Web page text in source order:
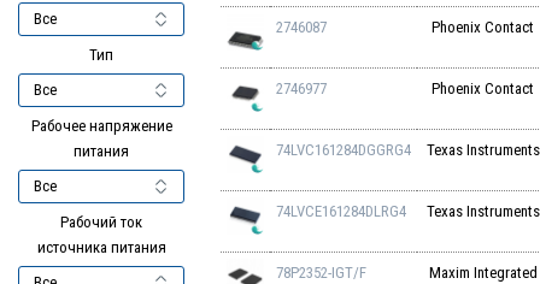
Тип
Рабочее напряжение
питания
Рабочий ток
источника питания
2746087 Phoenix Contact
2746977 Phoenix Contact
74LVC161284DGGRG4 Texas Instruments
74LVCE161284DLRG4 Texas Instruments
78P2352-IGT/F Maxim Integrated